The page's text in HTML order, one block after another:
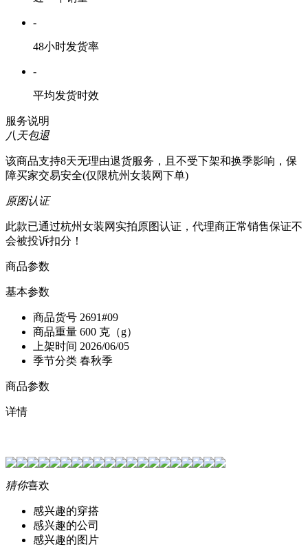
-
48小时发货率
-
平均发货时效
服务说明
八天包退
该商品支持8天无理由退货服务，且不受下架和换季影响，保
障买家交易安全(仅限杭州女装网下单)
原图认证
此款已通过杭州女装网实拍原图认证，代理商正常销售保证不
会被投诉扣分！
商品参数
基本参数
商品货号 2691#09
商品重量 600 克（g）
上架时间 2026/06/05
季节分类 春秋季
商品参数
详情
猜你喜欢
感兴趣的穿搭
感兴趣的公司
感兴趣的图片